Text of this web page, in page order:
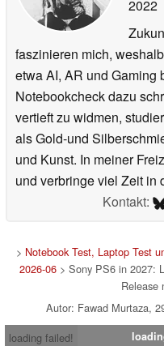
2022
faszinieren mich,
etwa AI, AR und Gaming
Notebookcheck dazu
vertieft zu widmen,
als Gold-und
und Kunst. In meiner
und verbringe viel Zeit in
Kontakt:
> Notebook Test, Laptop Test
2026-06 > Sony PS6 in 2027:
Release
Autor: Fawad Murtaza,
loading failed!